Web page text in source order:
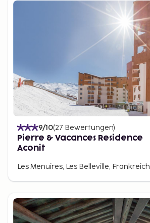
9/10(27 Bewertungen)
Pierre & Vacances Residence
Aconit
Les Menuires, Les Belleville, Frankreich